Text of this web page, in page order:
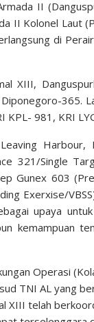
II
II Kolonel Laut
di
XIII,
365.
KPL- 981, KRI
Harbour,
321/Single
Gunex 603
Exerxise/
upaya
kemampuan
Operasi
TNI AL yang
XIII telah